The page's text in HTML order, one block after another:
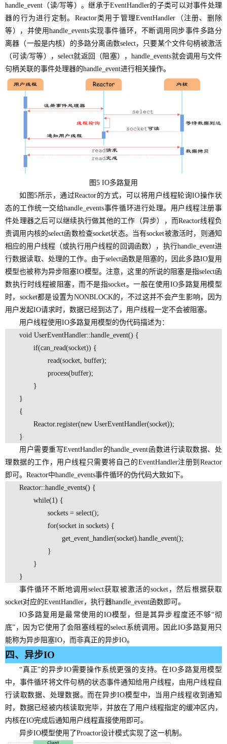
handle_event（读/写等）。继承于EventHandler的子类可以对事件处理
器的行为进行定制。Reactor类用于管理EventHandler（注册、删除
等），并使用handle_events实现事件循环，不断调用同步事件多路分
离器（一般是内核）的多路分离函数select，只要某个文件句柄被激活
（可读/写等），select就返回（阻塞），handle_events就会调用与文件
句柄关联的事件处理器的handle_event进行相关操作。
图5 IO多路复用
如图5所示，通过Reactor的方式，可以将用户线程轮询IO操作状
态的工作统一交给handle_events事件循环进行处理。用户线程注册事
件处理器之后可以继续执行做其他的工作（异步），而Reactor线程负
责调用内核的select函数检查socket状态。当有socket被激活时，则通知
相应的用户线程（或执行用户线程的回调函数），执行handle_event进
行数据读取、处理的工作。由于select函数是阻塞的，因此多路IO复用
模型也被称为异步阻塞IO模型。注意，这里的所说的阻塞是指select函
数执行时线程被阻塞，而不是指socket。一般在使用IO多路复用模型
时，socket都是设置为NONBLOCK的，不过这并不会产生影响，因为
用户发起IO请求时，数据已经到达了，用户线程一定不会被阻塞。
用户线程使用IO多路复用模型的伪代码描述为：
void UserEventHandler::handle_event() {
if(can_read(socket)) {
read(socket, buffer);
process(buffer);
}
}
{
Reactor.register(new UserEventHandler(socket));
}
用户需要重写EventHandler的handle_event函数进行读取数据、处
理数据的工作，用户线程只需要将自己的EventHandler注册到Reactor
即可。Reactor中handle_events事件循环的伪代码大致如下。
Reactor::handle_events() {
while(1) {
sockets = select();
for(socket in sockets) {
get_event_handler(socket).handle_event();
}
}
}
事件循环不断地调用select获取被激活的socket，然后根据获取
socket对应的EventHandler，执行器handle_event函数即可。
IO多路复用是最常使用的IO模型，但是其异步程度还不够“彻
底”，因为它使用了会阻塞线程的select系统调用。因此IO多路复用只
能称为异步阻塞IO，而非真正的异步IO。
四、 异步IO
“真正”的异步IO需要操作系统更强的支持。在IO多路复用模型
中，事件循环将文件句柄的状态事件通知给用户线程，由用户线程自
行读取数据、处理数据。而在异步IO模型中，当用户线程收到通知
时，数据已经被内核读取完毕，并放在了用户线程指定的缓冲区内，
内核在IO完成后通知用户线程直接使用即可。
异步IO模型使用了Proactor设计模式实现了这一机制。